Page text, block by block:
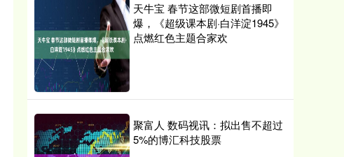
天牛宝 春节这部微短剧首播即
爆，《超级课本剧·白洋淀1945》
点燃红色主题合家欢
聚富人 数码视讯：拟出售不超过
5%的博汇科技股票